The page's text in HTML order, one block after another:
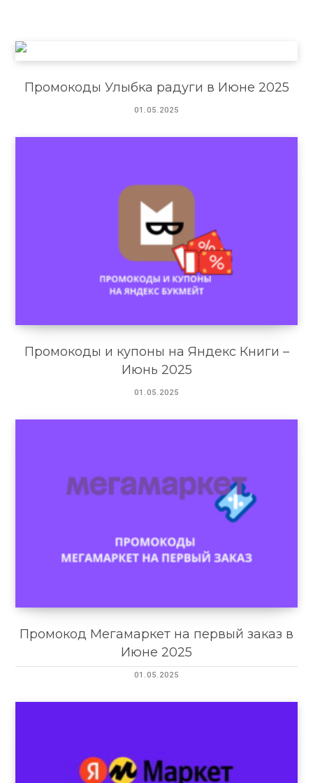
Промокоды Улыбка радуги в Июне 2025
01.05.2025
Промокоды и купоны на Яндекс Книги –
Июнь 2025
01.05.2025
Промокод Мегамаркет на первый заказ в
Июне 2025
01.05.2025